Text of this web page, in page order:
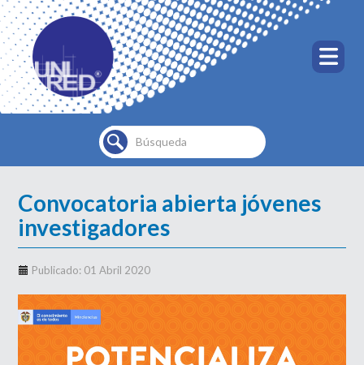
Buscar...
Convocatoria abierta jóvenes
investigadores
Publicado: 01 Abril 2020